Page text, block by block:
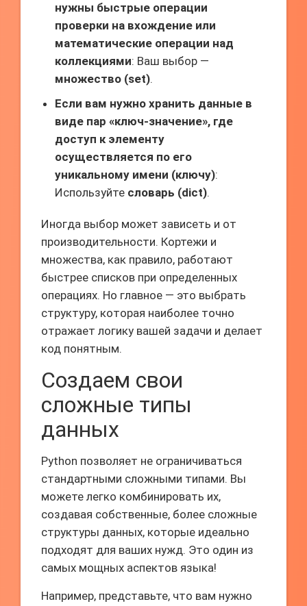
нужны быстрые операции
проверки на вхождение или
математические операции над
коллекциями: Ваш выбор —
множество (set).
Если вам нужно хранить данные в
виде пар «ключ-значение», где
доступ к элементу
осуществляется по его
уникальному имени (ключу):
Используйте словарь (dict).
Иногда выбор может зависеть и от
производительности. Кортежи и
множества, как правило, работают
быстрее списков при определенных
операциях. Но главное — это выбрать
структуру, которая наиболее точно
отражает логику вашей задачи и делает
код понятным.
Создаем свои
сложные типы
данных
Python позволяет не ограничиваться
стандартными сложными типами. Вы
можете легко комбинировать их,
создавая собственные, более сложные
структуры данных, которые идеально
подходят для ваших нужд. Это один из
самых мощных аспектов языка!
Например, представьте, что вам нужно